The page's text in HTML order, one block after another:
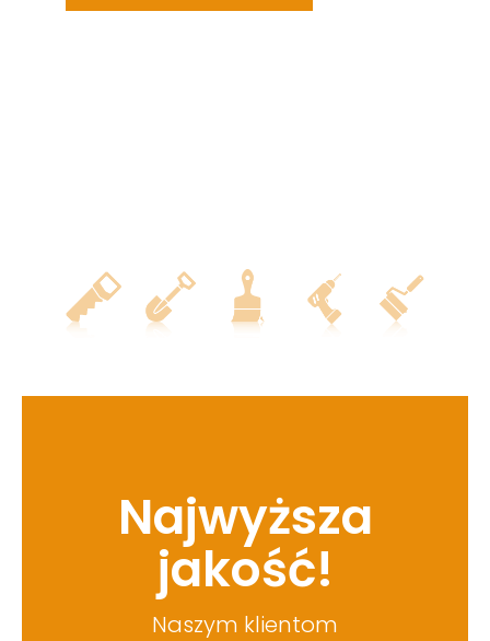
Najwyższa
jakość!
Naszym klientom